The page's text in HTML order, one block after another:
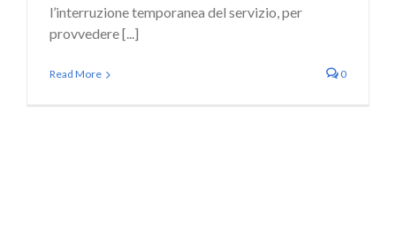
l’interruzione temporanea del servizio, per
provvedere [...]
Read More 0